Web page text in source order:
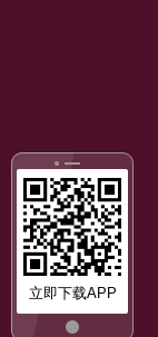
立即下载APP